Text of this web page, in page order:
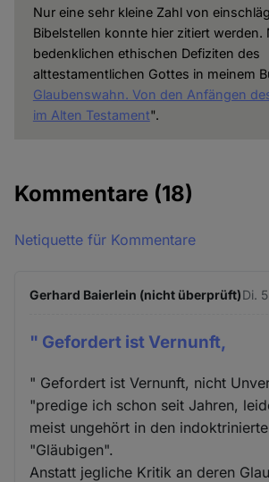
Nur eine sehr kleine Zahl von
Bibelstellen konnte hier zitiert werden.
bedenklichen ethischen Defiziten des
alttestamentlichen Gottes in meinem
Glaubenswahn. Von den Anfängen
im Alten Testament".
Kommentare (18)
Netiquette für Kommentare
Gerhard Baierlein (nicht überprüft)Di.
" Gefordert ist Vernunft,
" Gefordert ist Vernunft, nicht
"predige ich schon seit Jahren,
meist ungehört in den
"Gläubigen".
Anstatt jegliche Kritik an deren